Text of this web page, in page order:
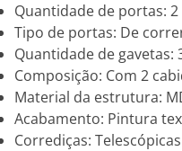
Quantidade de portas: 2
Tipo de portas: De
Quantidade de gavetas:
Composição: Com 2
Material da estrutura:
Acabamento: Pintura
Corrediças: Telescópicas